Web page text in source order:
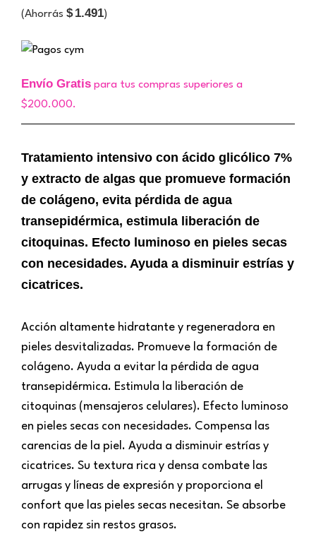
(Ahorrás $ 1.491)
Envío Gratis para tus compras superiores a
$200.000.
Tratamiento intensivo con ácido glicólico 7%
y extracto de algas que promueve formación
de colágeno, evita pérdida de agua
transepidérmica, estimula liberación de
citoquinas. Efecto luminoso en pieles secas
con necesidades. Ayuda a disminuir estrías y
cicatrices.
Acción altamente hidratante y regeneradora en
pieles desvitalizadas. Promueve la formación de
colágeno. Ayuda a evitar la pérdida de agua
transepidérmica. Estimula la liberación de
citoquinas (mensajeros celulares). Efecto luminoso
en pieles secas con necesidades. Compensa las
carencias de la piel. Ayuda a disminuir estrías y
cicatrices. Su textura rica y densa combate las
arrugas y líneas de expresión y proporciona el
confort que las pieles secas necesitan. Se absorbe
con rapidez sin restos grasos.